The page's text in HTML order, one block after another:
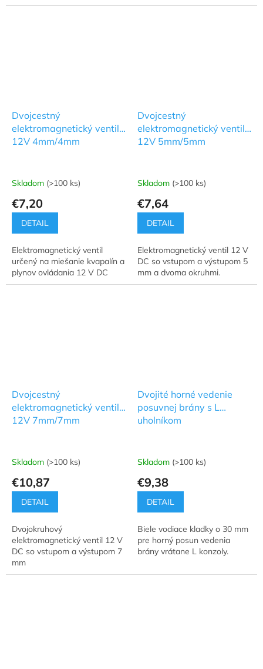
Dvojcestný
elektromagnetický ventil
12V 4mm/4mm
Skladom (>100 ks)
€7,20
DETAIL
Elektromagnetický ventil
určený na miešanie kvapalín a
plynov ovládania 12 V DC
Dvojcestný
elektromagnetický ventil
12V 5mm/5mm
Skladom (>100 ks)
€7,64
DETAIL
Elektromagnetický ventil 12 V
DC so vstupom a výstupom 5
mm a dvoma okruhmi.
Dvojcestný
elektromagnetický ventil
12V 7mm/7mm
Skladom (>100 ks)
€10,87
DETAIL
Dvojokruhový
elektromagnetický ventil 12 V
DC so vstupom a výstupom 7
mm
Dvojité horné vedenie
posuvnej brány s L
uholníkom
Skladom (>100 ks)
€9,38
DETAIL
Biele vodiace kladky o 30 mm
pre horný posun vedenia
brány vrátane L konzoly.